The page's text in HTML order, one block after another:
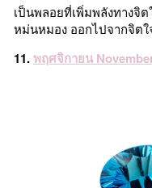
เป็นพลอยที่เพิ่มพลังทางจิ
หม่นหมอง ออกไปจากจิต
11.พฤศจิกายน